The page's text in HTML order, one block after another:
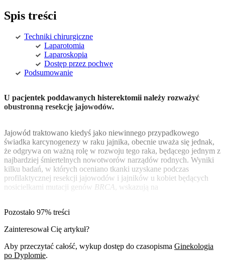
Spis treści
Techniki chirurgiczne
Laparotomia
Laparoskopia
Dostęp przez pochwę
Podsumowanie
U pacjentek poddawanych histerektomii należy rozważyć
obustronną resekcję jajowodów.
Jajowód traktowano kiedyś jako niewinnego przypadkowego
świadka karcynogenezy w raku jajnika, obecnie uważa się jednak,
że odgrywa on ważną rolę w rozwoju tego raka, będącego jednym z
najbardziej śmiertelnych nowotworów narządów rodnych. Wyniki
kilku badań, w których oceniano tkanki uzyskane podczas
profilaktycznej resekcji jajowodów i jajników u kobiet będących
nosicielkami mutacji genów BRCA , wskazują na
Pozostało 97% treści
Zainteresował Cię artykuł?
Aby przeczytać całość, wykup dostęp do czasopisma Ginekologia
po Dyplomie.